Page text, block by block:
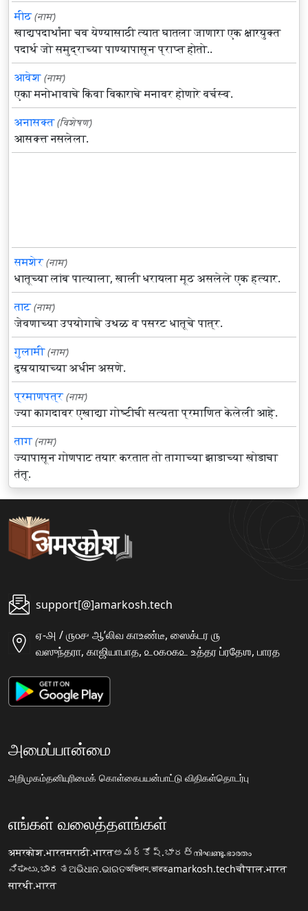
मीठ (नाम)
खाद्यपदार्थांना चव येण्यासाठी त्यात घातला जाणारा एक क्षारयुक्त
पदार्थ जो समुद्राच्या पाण्यापासून प्राप्त होतो..
आवेश (नाम)
एका मनोभावाचे किंवा विकाराचे मनावर होणारे वर्चस्व.
अनासक्त (विशेषण)
आसक्त्त नसलेला.
समशेर (नाम)
धातूच्या लांब पात्याला, खाली धरायला मूठ असलेले एक हत्यार.
ताट (नाम)
जेवणाच्या उपयोगाचे उथळ व पसरट धातूचे पात्र.
गुलामी (नाम)
दुसर्‍यायाच्या अधीन असणे.
प्रमाणपत्र (नाम)
ज्या कागदावर एखाद्या गोष्टीची सत्यता प्रमाणित केलेली आहे.
ताग (नाम)
ज्यापासून गोणपाट तयार करतात तो तागाच्या झाडाच्या खोडाचा
तंतू.
support[@]amarkosh.tech
ஏ-௮ / ௫௦௪ ஆʼலிவ காஉண்டீ, ஸைக்டர ௫
வஸுந்தரா, காஜியாபாத, ௨௦௧௦௧௨ உத்தர ப்ரதேஶ, பாரத
அமைப்பான்மை
அறிமுகம்தனியுரிமைக் கொள்கைபயன்பாட்டு விதிகள்தொடர்பு
எங்கள் வலைத்தளங்கள்
अमरकोश.भारतमराठी.भारतఅమర్కోష్.భారత్നിഘണ്ടു.ഭാരതം
ನಿಘಂಟು.ಭಾರತଅଭିଧାନ.ଭାରତঅভিধান.ভারতamarkosh.techचौपाल.भारत
सारथी.भारत